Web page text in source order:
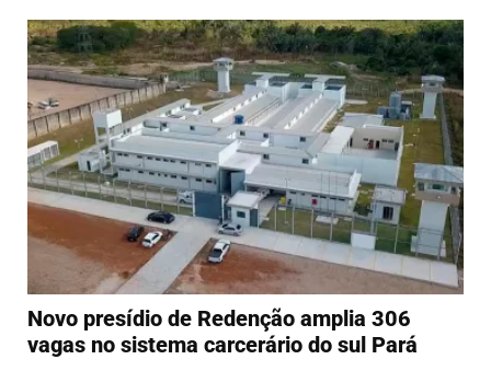
Novo presídio de Redenção amplia 306
vagas no sistema carcerário do sul Pará